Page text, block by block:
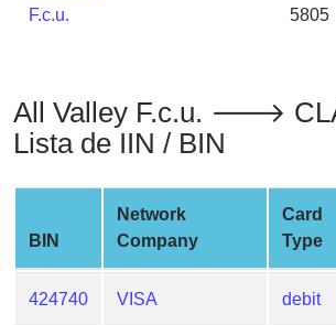
Generate
from
BIN
Credit
Card
Service
What
F.c.u.
5805
All Valley F.c.u. 🡒
Lista de IIN / BIN
BIN
Network
Company
Card
Type
424740 VISA debit